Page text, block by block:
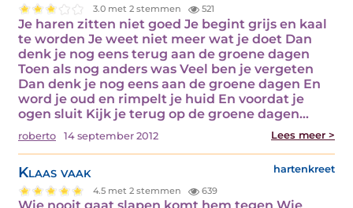
3.0 met 2 stemmen 521
Je haren zitten niet goed Je begint grijs en kaal
te worden Je weet niet meer wat je doet Dan
denk je nog eens terug aan de groene dagen
Toen als nog anders was Veel ben je vergeten
Dan denk je nog eens aan de groene dagen En
word je oud en rimpelt je huid En voordat je
ogen sluit Kijk je terug op de groene dagen…
roberto 14 september 2012 Lees meer >
Klaas vaak hartenkreet
4.5 met 2 stemmen 639